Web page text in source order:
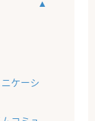
ケーシ